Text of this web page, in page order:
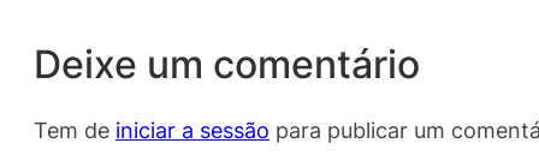
Deixe um comentário
Tem de iniciar a sessão para publicar um